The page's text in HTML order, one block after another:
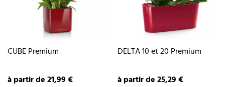
CUBE Premium
à partir de 21,99 €
DELTA 10 et 20 Premium
à partir de 25,29 €